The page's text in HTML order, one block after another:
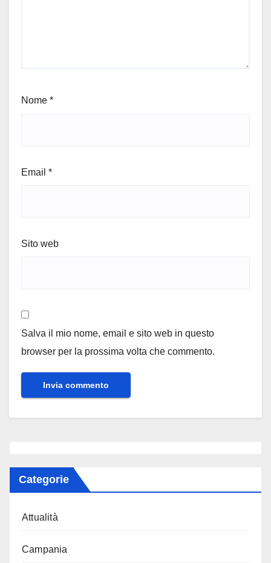
Nome *
Email *
Sito web
Salva il mio nome, email e sito web in questo
browser per la prossima volta che commento.
Categorie
Attualità
Campania